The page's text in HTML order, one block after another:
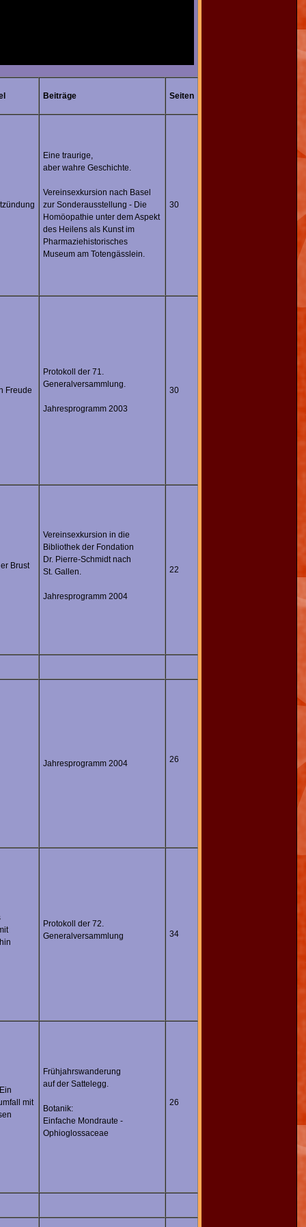
Beiträge Seiten
Eine traurige,
aber wahre Geschichte.
Vereinsexkursion nach Basel
zur Sonderausstellung - Die
Homöopathie unter dem Aspekt
des Heilens als Kunst im
Pharmaziehistorisches
Museum am Totengässlein.
30
Freude
Protokoll der 71.
Generalversammlung.
Jahresprogramm 2003
30
Brust
Vereinsexkursion in die
Bibliothek der Fondation
Dr. Pierre-Schmidt nach
St. Gallen.
Jahresprogramm 2004
22
Jahresprogramm 2004 26
Protokoll der 72.
Generalversammlung
34
mit
Frühjahrswanderung
auf der Sattelegg.
Botanik:
Einfache Mondraute -
Ophioglossaceae
26